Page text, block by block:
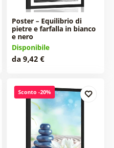
Poster – Equilibrio di
pietre e farfalla in bianco
e nero
Disponibile
da 9,42 €
Sconto -20%